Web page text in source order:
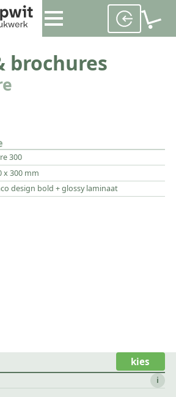
brochures
300
x 300 mm
design bold + glossy laminaat
kies
i